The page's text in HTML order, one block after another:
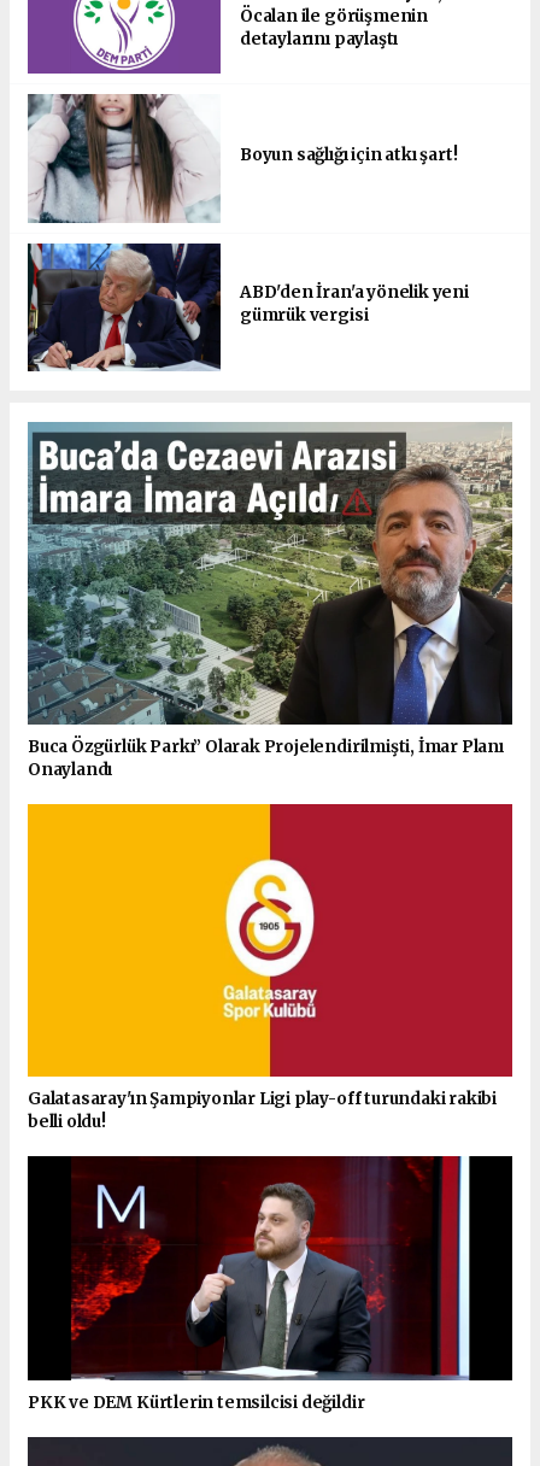
Öcalan ile görüşmenin
detaylarını paylaştı
Boyun sağlığı için atkı şart!
ABD'den İran'a yönelik yeni
gümrük vergisi
Buca Özgürlük Parkı” Olarak Projelendirilmişti, İmar Planı
Onaylandı
Galatasaray'ın Şampiyonlar Ligi play-off turundaki rakibi
belli oldu!
PKK ve DEM Kürtlerin temsilcisi değildir